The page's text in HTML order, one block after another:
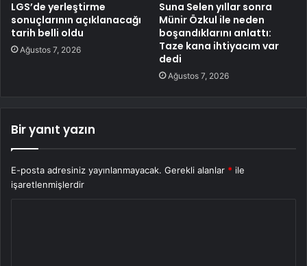
LGS’de yerleştirme
sonuçlarının açıklanacağı
tarih belli oldu
Ağustos 7, 2026
Suna Selen yıllar sonra
Münir Özkul ile neden
boşandıklarını anlattı:
Taze kana ihtiyacım var
dedi
Ağustos 7, 2026
Bir yanıt yazın
E-posta adresiniz yayınlanmayacak. Gerekli alanlar * ile
işaretlenmişlerdir